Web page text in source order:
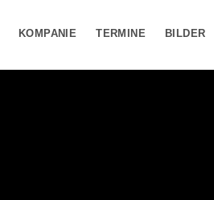
KOMPANIE TERMINE BILDER